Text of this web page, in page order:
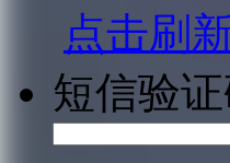
点击刷
短信验证